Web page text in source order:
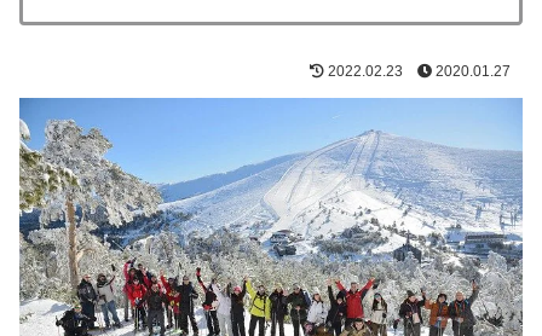
2022.02.23 2020.01.27